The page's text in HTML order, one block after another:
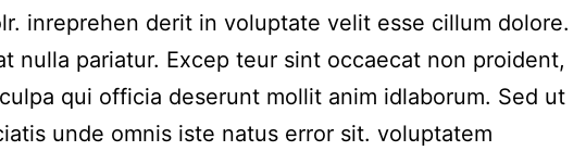
inreprehen derit in voluptate velit esse cillum dolore.
nulla pariatur. Excep teur sint occaecat non proident,
qui officia deserunt mollit anim idlaborum. Sed ut
unde omnis iste natus error sit. voluptatem